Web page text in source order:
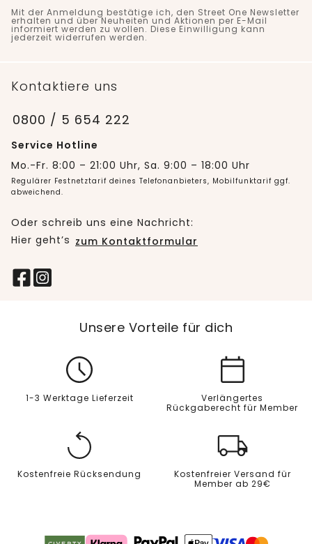
Mit der Anmeldung bestätige ich, den Street One Newsletter
erhalten und über Neuheiten und Aktionen per E-Mail
informiert werden zu wollen. Diese Einwilligung kann
jederzeit widerrufen werden.
Kontaktiere uns
0800 / 5 654 222
Service Hotline
Mo.-Fr. 8:00 – 21:00 Uhr, Sa. 9:00 – 18:00 Uhr
Regulärer Festnetztarif deines Telefonanbieters, Mobilfunktarif ggf.
abweichend.
Oder schreib uns eine Nachricht:
Hier geht’s zum Kontaktformular
Unsere Vorteile für dich
1-3 Werktage Lieferzeit
Verlängertes
Rückgaberecht für Member
Kostenfreie Rücksendung
Kostenfreier Versand für
Member ab 29€